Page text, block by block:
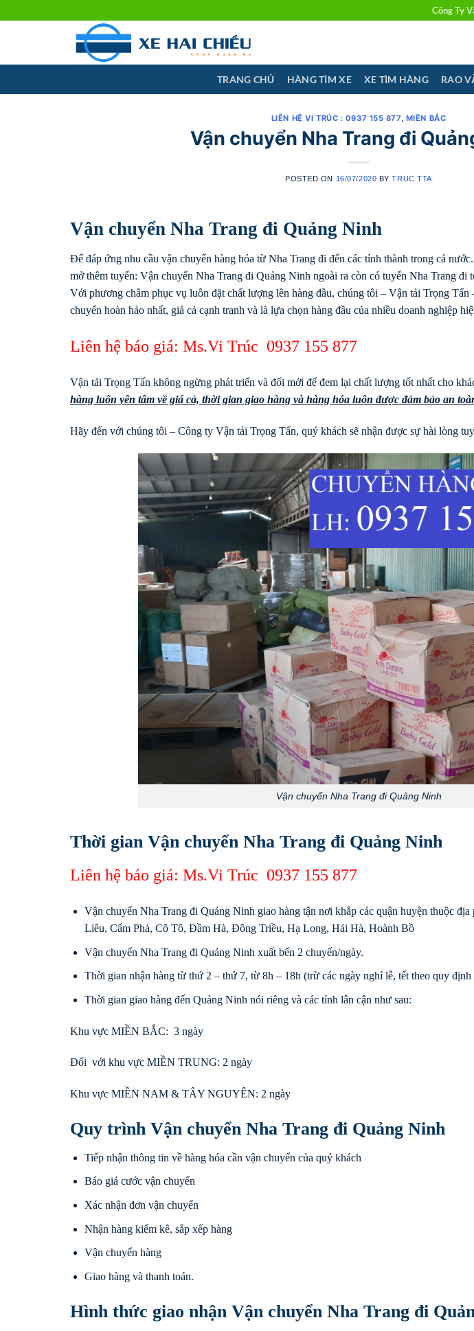
Công Ty
TRANG CHỦ HÀNG TÌM XE XE TÌM HÀNG RAO
LIÊN HỆ VI TRÚC : 0937 155 877, MIỀN BẮC
Vận chuyển Nha Trang đi
POSTED ON 16/07/2020 BYTRUC TTA
Vận chuyển Nha Trang đi Quảng Ninh
Để đáp ứng nhu cầu vận chuyển hàng hóa từ Nha Trang đi đến các tỉnh thành trong cả
mở thêm tuyến: Vận chuyển Nha Trang đi Quảng Ninh ngoài ra còn có tuyến Nha Trang đi
Với phương châm phục vụ luôn đặt chất lượng lên hàng đầu, chúng tôi – Vận tải Trọng Tấn
chuyển hoàn hảo nhất, giá cả cạnh tranh và là lựa chọn hàng đầu của nhiều doanh nghiệp
Liên hệ báo giá: Ms.Vi Trúc 0937 155 877
Vận tải Trọng Tấn không ngừng phát triển và đổi mới để đem lại chất lượng tốt nhất cho
hàng luôn yên tâm về giá cả, thời gian giao hàng và hàng hóa luôn được đảm bảo an
Hãy đến với chúng tôi – Công ty Vận tải Trọng Tấn, quý khách sẽ nhận được sự hài lòng
Vận chuyển Nha Trang đi Quảng Ninh
Thời gian Vận chuyển Nha Trang đi Quảng Ninh
Liên hệ báo giá: Ms.Vi Trúc 0937 155 877
Vận chuyển Nha Trang đi Quảng Ninh giao hàng tận nơi khắp các quận huyện thuộc
Liêu, Cẩm Phả, Cô Tô, Đầm Hà, Đông Triều, Hạ Long, Hải Hà, Hoành Bồ
Vận chuyển Nha Trang đi Quảng Ninh xuất bến 2 chuyến/ngày.
Thời gian nhận hàng từ thứ 2 – thứ 7, từ 8h – 18h (trừ các ngày nghỉ lễ, tết theo quy định
Thời gian giao hàng đến Quảng Ninh nói riêng và các tỉnh lân cận như sau:
Khu vực MIỀN BẮC: 3 ngày
Đối với khu vực MIỀN TRUNG: 2 ngày
Khu vực MIỀN NAM & TÂY NGUYÊN: 2 ngày
Quy trình Vận chuyển Nha Trang đi Quảng Ninh
Tiếp nhận thông tin về hàng hóa cần vận chuyển của quý khách
Báo giá cước vận chuyển
Xác nhận đơn vận chuyển
Nhận hàng kiểm kê, sắp xếp hàng
Vận chuyển hàng
Giao hàng và thanh toán.
Hình thức giao nhận Vận chuyển Nha Trang đi